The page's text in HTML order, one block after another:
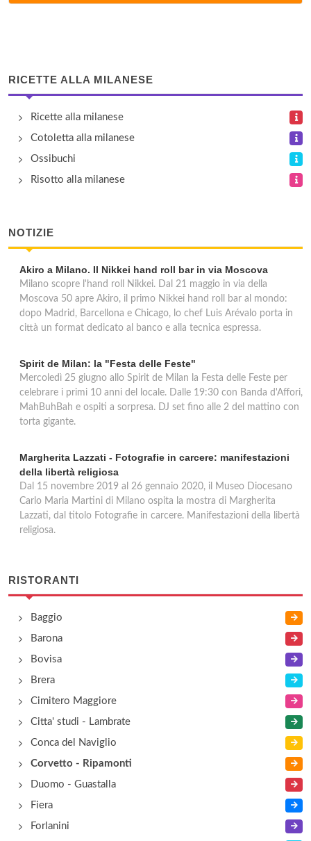
via Massimo Fabio 36, Milano
Casottel
via Massimo Fabio 25, Milano
Dawali Lebanese Restaurant
via Corrado II il Salico 10, Milano
Feijao Com Arroz
via Gian Francesco Pizzi 18, Milano
RICETTE ALLA MILANESE
Ricette alla milanese
Cotoletta alla milanese
Ossibuchi
Risotto alla milanese
NOTIZIE
Akiro a Milano. Il Nikkei hand roll bar in via Moscova
Milano scopre l'hand roll Nikkei. Dal 21 maggio in via della
Moscova 50 apre Akiro, il primo Nikkei hand roll bar al mondo:
dopo Madrid, Barcellona e Chicago, lo chef Luis Arévalo porta in
città un format dedicato al banco e alla tecnica espressa.
Spirit de Milan: la "Festa delle Feste"
Mercoledì 25 giugno allo Spirit de Milan la Festa delle Feste per
celebrare i primi 10 anni del locale. Dalle 19:30 con Banda d'Affori,
MahBuhBah e ospiti a sorpresa. DJ set fino alle 2 del mattino con
torta gigante.
Margherita Lazzati - Fotografie in carcere: manifestazioni
della libertà religiosa
Dal 15 novembre 2019 al 26 gennaio 2020, il Museo Diocesano
Carlo Maria Martini di Milano ospita la mostra di Margherita
Lazzati, dal titolo Fotografie in carcere. Manifestazioni della libertà
religiosa.
RISTORANTI
Baggio
Barona
Bovisa
Brera
Cimitero Maggiore
Citta' studi - Lambrate
Conca del Naviglio
Corvetto - Ripamonti
Duomo - Guastalla
Fiera
Forlanini